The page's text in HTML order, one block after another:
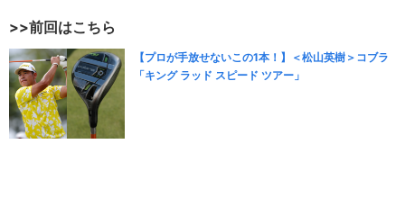
>>前回はこちら
【プロが手放せないこの1本！】＜松山英樹＞コブラ
「キング ラッド スピード ツアー」